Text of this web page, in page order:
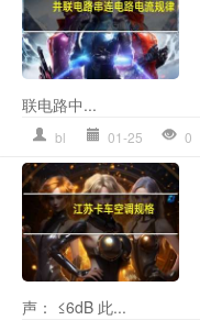
联电路中...
bl 01-25 0
声： ≤6dB 此...